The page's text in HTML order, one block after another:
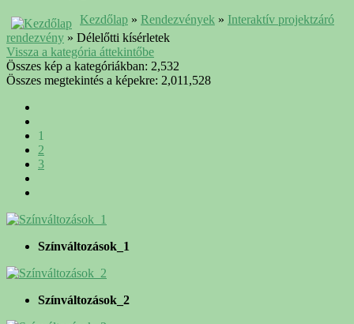
Kezdőlap » Rendezvények » Interaktív projektzáró
rendezvény » Délelőtti kísérletek
Vissza a kategória áttekintőbe
Összes kép a kategóriákban: 2,532
Összes megtekintés a képekre: 2,011,528
1
2
3
Színváltozások_1
Színváltozások_2